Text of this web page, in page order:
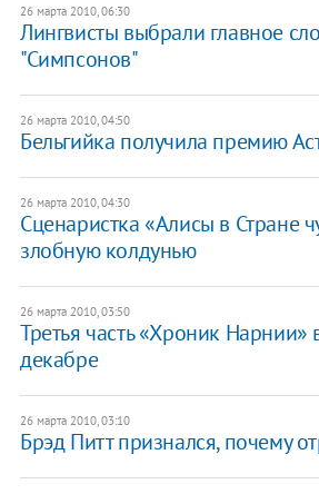
26 марта 2010, 06:30
Лингвисты выбрали главное
"Симпсонов"
26 марта 2010, 04:50
Бельгийка получила премию
26 марта 2010, 04:30
Сценаристка «Алисы в Стране
злобную колдунью
26 марта 2010, 03:50
Третья часть «Хроник Нарнии»
декабре
26 марта 2010, 03:10
Брэд Питт признался, почему